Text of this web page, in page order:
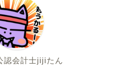
認会計士jijiたん